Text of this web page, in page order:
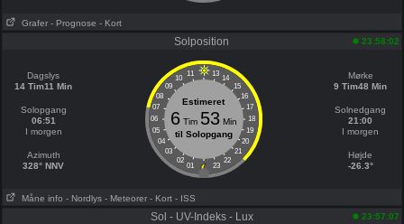
Grafer - Prognose - Kort
Solposition 23:58:02
Dagslys
14 Tim11 Min
Solopgang
06:51
I morgen
Azimuth
328° NNV
11 13
10
14
09
15
08
16
07
17
06
18
05
19
04
20
03
21
02
22
01 23
Estimeret
6Tim 53Min
til Solopgang
Mørke
9 Tim48 Min
Solnedgang
21:00
I morgen
Højde
-26.3°
Måne info - Nordlys - Meteorer - Kort - ISS
Sol - UV-Indeks - Lux 23:57:07